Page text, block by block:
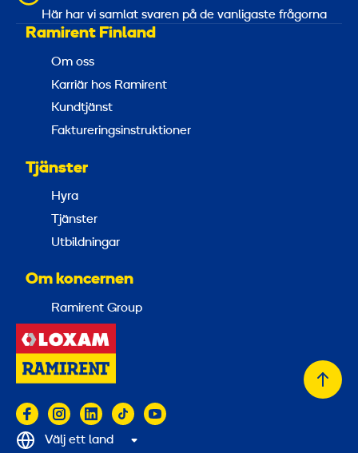
Här har vi samlat svaren på de vanligaste frågorna
Ramirent Finland
Om oss
Karriär hos Ramirent
Kundtjänst
Faktureringsinstruktioner
Tjänster
Hyra
Tjänster
Utbildningar
Om koncernen
Ramirent Group
Välj ett land